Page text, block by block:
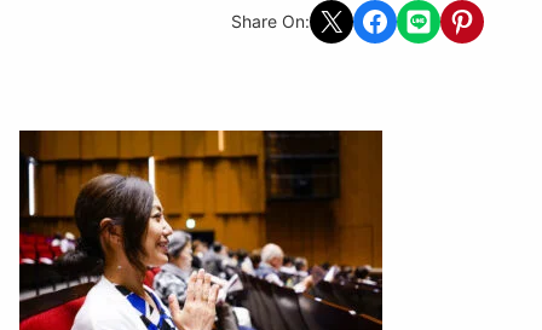
Share On: Share on X Share on Facebook
Share on LINEShare on